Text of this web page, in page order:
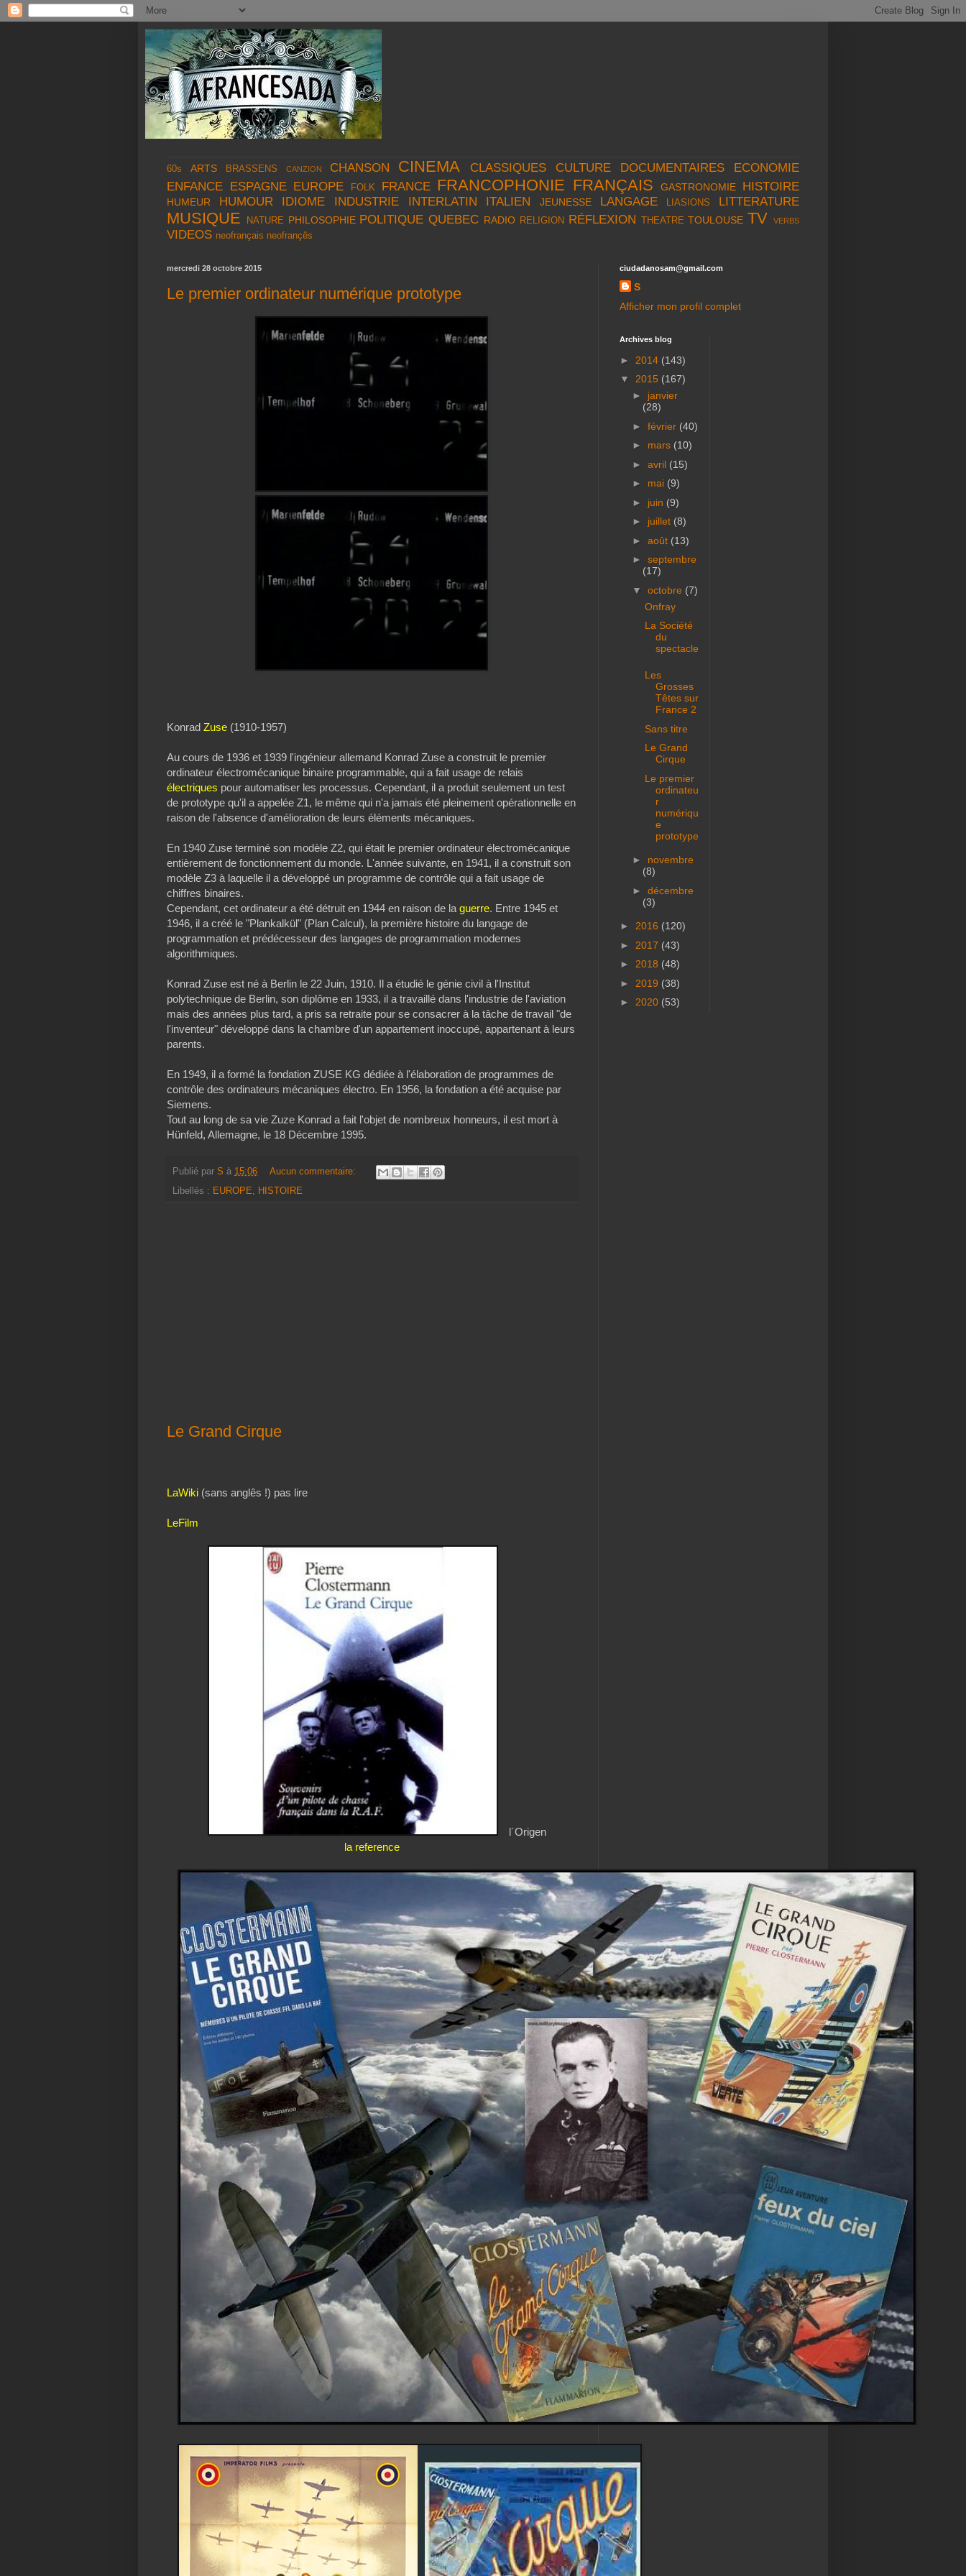
60s ARTS BRASSENS CANZION CHANSON CINEMA CLASSIQUES CULTURE DOCUMENTAIRES
ECONOMIE
ENFANCE ESPAGNE EUROPE FOLK FRANCE FRANCOPHONIE FRANÇAIS GASTRONOMIE HISTOIRE
HUMEUR HUMOUR IDIOME INDUSTRIE INTERLATIN ITALIEN JEUNESSE LANGAGE LIASIONS LITTERATURE
MUSIQUE NATURE PHILOSOPHIE POLITIQUE QUEBEC RADIO RELIGION RÉFLEXION THEATRE TOULOUSE TV VERBS
VIDEOS neofrançais neofrançês
mercredi 28 octobre 2015
Le premier ordinateur numérique prototype
Konrad Zuse (1910-1957)
Au cours de 1936 et 1939 l'ingénieur allemand Konrad Zuse a construit le premier
ordinateur électromécanique binaire programmable, qui a fait usage de relais
électriques pour automatiser les processus. Cependant, il a produit seulement un test
de prototype qu'il a appelée Z1, le même qui n'a jamais été pleinement opérationnelle en
raison de l'absence d'amélioration de leurs éléments mécaniques.
En 1940 Zuse terminé son modèle Z2, qui était le premier ordinateur électromécanique
entièrement de fonctionnement du monde. L'année suivante, en 1941, il a construit son
modèle Z3 à laquelle il a développé un programme de contrôle qui a fait usage de
chiffres binaires.
Cependant, cet ordinateur a été détruit en 1944 en raison de la guerre. Entre 1945 et
1946, il a créé le "Plankalkül" (Plan Calcul), la première histoire du langage de
programmation et prédécesseur des langages de programmation modernes
algorithmiques.
Konrad Zuse est né à Berlin le 22 Juin, 1910. Il a étudié le génie civil à l'Institut
polytechnique de Berlin, son diplôme en 1933, il a travaillé dans l'industrie de l'aviation
mais des années plus tard, a pris sa retraite pour se consacrer à la tâche de travail "de
l'inventeur" développé dans la chambre d'un appartement inoccupé, appartenant à leurs
parents.
En 1949, il a formé la fondation ZUSE KG dédiée à l'élaboration de programmes de
contrôle des ordinateurs mécaniques électro. En 1956, la fondation a été acquise par
Siemens.
Tout au long de sa vie Zuze Konrad a fait l'objet de nombreux honneurs, il est mort à
Hünfeld, Allemagne, le 18 Décembre 1995.
Publié par S à 15:06
Aucun commentaire:
Libellés : EUROPE HISTOIRE
Le Grand Cirque
LaWiki (sans anglês !) pas lire
LeFilm
l´Origen
la reference
ciudadanosam@gmail.com
S
Afficher mon profil complet
Archives blog
► 2014 (143)
▼ 2015 (167)
► janvier
(28)
► février (40)
► mars (10)
► avril (15)
► mai (9)
► juin (9)
► juillet (8)
► août (13)
► septembre
(17)
▼ octobre (7)
Onfray
La Société
du
spectacle
Les
Grosses
Têtes sur
France 2
Sans titre
Le Grand
Cirque
Le premier
ordinateu
r
numériqu
e
prototype
► novembre
(8)
► décembre
(3)
► 2016 (120)
► 2017 (43)
► 2018 (48)
► 2019 (38)
► 2020 (53)